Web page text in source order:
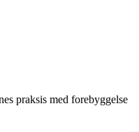
praksis med forebyggelse